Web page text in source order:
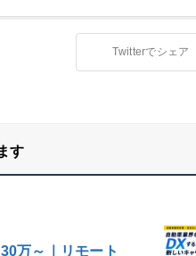
Twitterでシェア
す
万～｜リモート